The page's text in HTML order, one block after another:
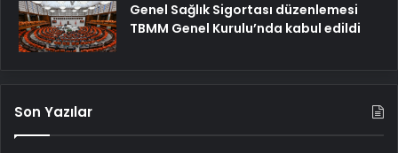
Genel Sağlık Sigortası düzenlemesi
TBMM Genel Kurulu’nda kabul edildi
Son Yazılar